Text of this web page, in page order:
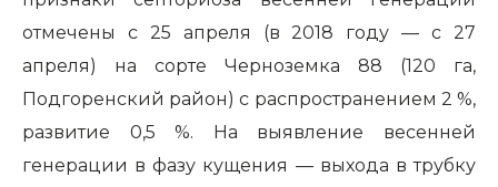
отмечены с 25 апреля (в 2018 году — с 27
апреля) на сорте Черноземка 88 (120 га,
Подгоренский район) с распространением 2 %,
развитие 0,5 %. На выявление весенней
генерации в фазу кущения — выхода в трубку